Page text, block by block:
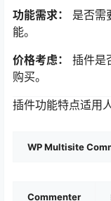
功能需求：
是否需
能。
价格考虑：
插件是
购买。
插件功能特点适用
WP Multisite
Commenter